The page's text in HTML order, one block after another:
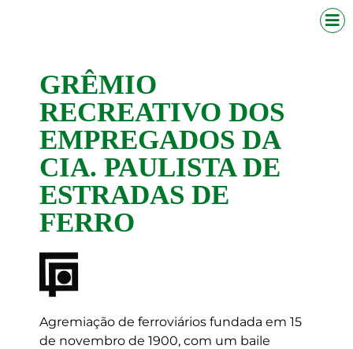
GRÊMIO
RECREATIVO DOS
EMPREGADOS DA
CIA. PAULISTA DE
ESTRADAS DE
FERRO
Agremiação de ferroviários fundada em 15
de novembro de 1900, com um baile